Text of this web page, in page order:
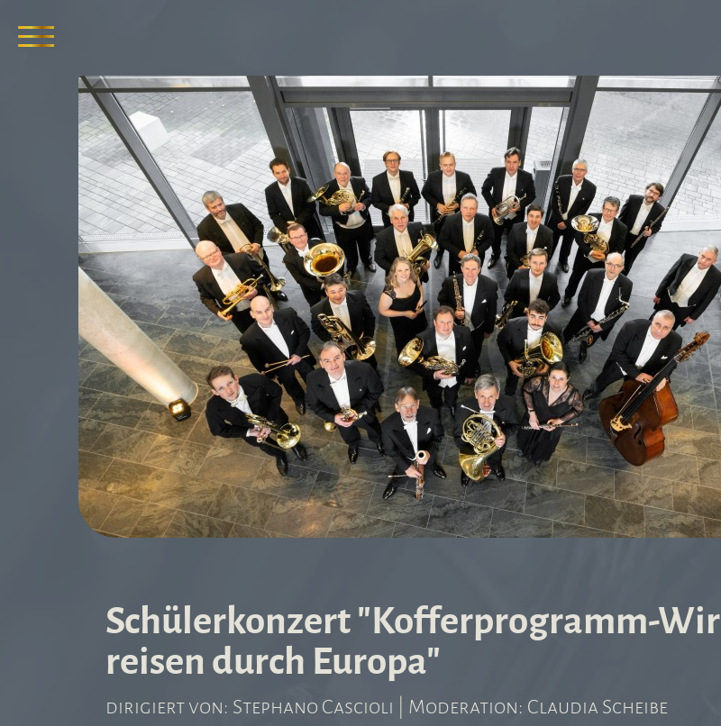
Schülerkonzert "Kofferprogramm-Wir
reisen durch Europa"
dirigiert von: Stephano Cascioli | Moderation: Claudia Scheibe